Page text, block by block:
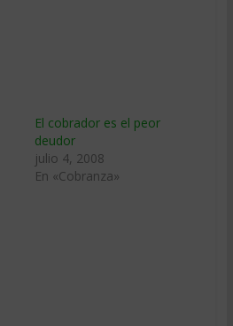
El cobrador es el peor
deudor
julio 4, 2008
En «Cobranza»